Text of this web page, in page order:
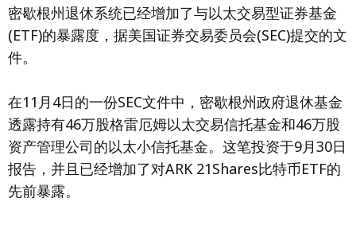
密歇根州退休系统已经增加了与以太交易型证券基金
(ETF)的暴露度，据美国证券交易委员会(SEC)提交的文
件。
在11月4日的一份SEC文件中，密歇根州政府退休基金
透露持有46万股格雷厄姆以太交易信托基金和46万股
资产管理公司的以太小信托基金。这笔投资于9月30日
报告，并且已经增加了对ARK 21Shares比特币ETF的
先前暴露。